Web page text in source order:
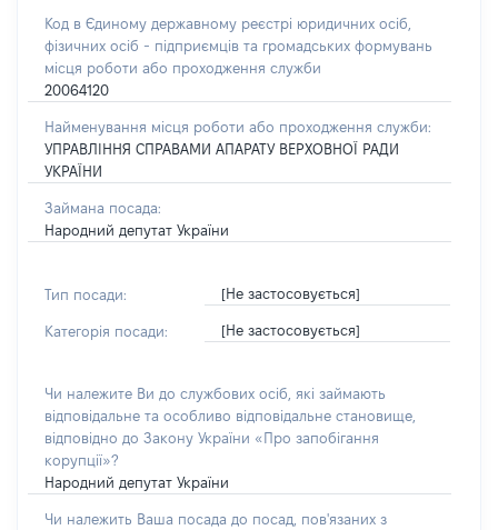
Код в Єдиному державному реєстрі юридичних осіб,
фізичних осіб - підприємців та громадських формувань
місця роботи або проходження служби
20064120
Найменування місця роботи або проходження служби:
УПРАВЛІННЯ СПРАВАМИ АПАРАТУ ВЕРХОВНОЇ РАДИ
УКРАЇНИ
Займана посада:
Народний депутат України
Тип посади: [Не застосовується]
Категорія посади: [Не застосовується]
Чи належите Ви до службових осіб, які займають
відповідальне та особливо відповідальне становище,
відповідно до Закону України «Про запобігання
корупції»?
Народний депутат України
Чи належить Ваша посада до посад, пов'язаних з